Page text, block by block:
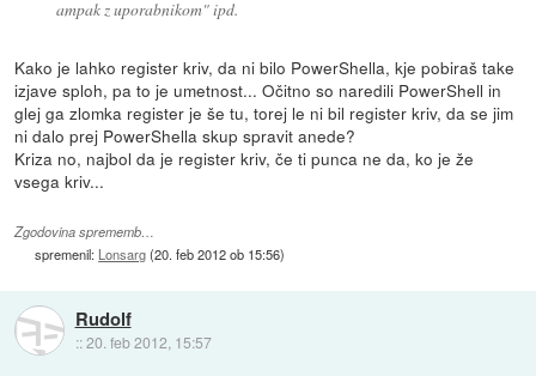
ampak z uporabnikom" ipd.
Kako je lahko register kriv, da ni bilo PowerShella, kje pobiraš take
izjave sploh, pa to je umetnost... Očitno so naredili PowerShell in
glej ga zlomka register je še tu, torej le ni bil register kriv, da se jim
ni dalo prej PowerShella skup spravit anede?
Kriza no, najbol da je register kriv, če ti punca ne da, ko je že
vsega kriv...
Zgodovina sprememb…
spremenil: Lonsarg(20. feb 2012 ob 15:56)
Rudolf
::20. feb 2012, 15:57